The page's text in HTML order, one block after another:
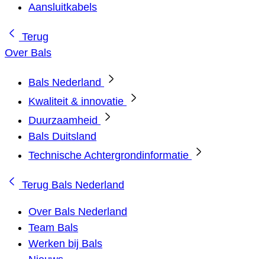
Aansluitkabels
Terug
Over Bals
Bals Nederland
Kwaliteit & innovatie
Duurzaamheid
Bals Duitsland
Technische Achtergrondinformatie
Terug Bals Nederland
Over Bals Nederland
Team Bals
Werken bij Bals